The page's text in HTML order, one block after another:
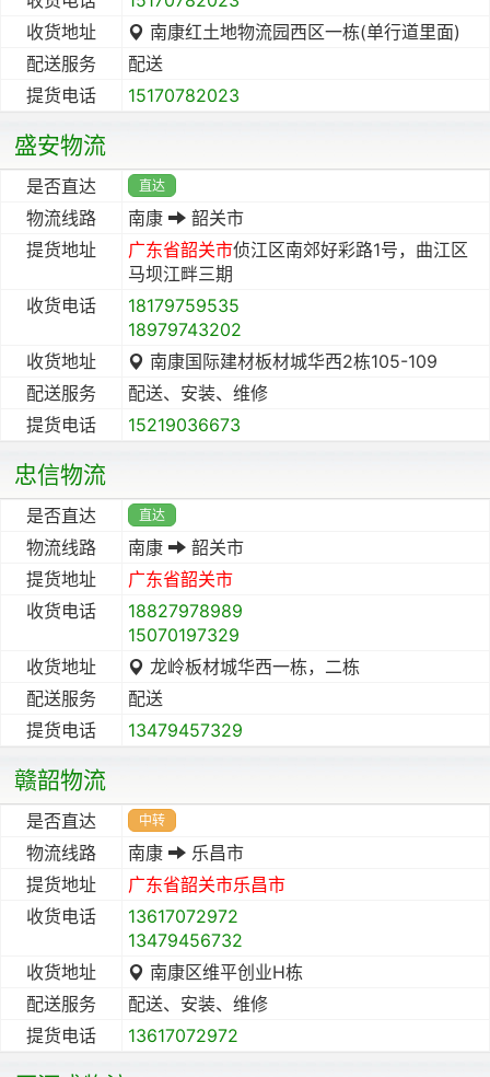
收货地址
南康红土地物流园西区一栋(单行道里面)
配送服务
配送
提货电话
15170782023
盛安物流
是否直达 直达
物流线路 南康
韶关市
提货地址
广东省韶关市侦江区南郊好彩路1号，曲江区
马坝江畔三期
收货电话
18179759535
18979743202
收货地址
南康国际建材板材城华西2栋105-109
配送服务
配送、安装、维修
提货电话
15219036673
忠信物流
是否直达 直达
物流线路 南康
韶关市
提货地址
广东省韶关市
收货电话
18827978989
15070197329
收货地址
龙岭板材城华西一栋，二栋
配送服务
配送
提货电话
13479457329
赣韶物流
是否直达 中转
物流线路 南康
乐昌市
提货地址
广东省韶关市乐昌市
收货电话
13617072972
13479456732
收货地址
南康区维平创业H栋
配送服务
配送、安装、维修
提货电话
13617072972